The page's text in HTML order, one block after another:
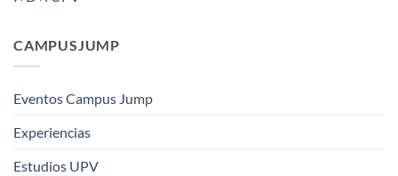
CAMPUSJUMP
Eventos Campus Jump
Experiencias
Estudios UPV